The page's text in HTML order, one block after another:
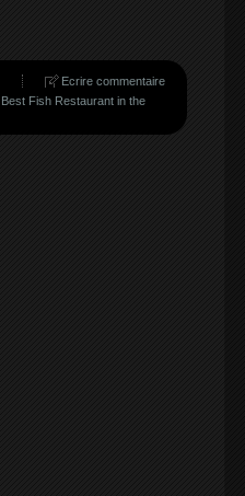
Ecrire commentaire
Fish Restaurant in the